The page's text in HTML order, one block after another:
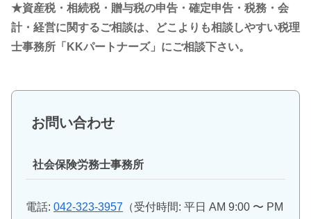
★資産税・相続税・贈与税の申告・確定申告・税務・会
計・経営に関するご相談は、どこよりも相談しやすい税理
士事務所「KKパートナーズ」にご相談下さい。
お問い合わせ
社会保険労務士事務所
電話: 042-323-3957 （受付時間: 平日 AM 9:00 〜 PM